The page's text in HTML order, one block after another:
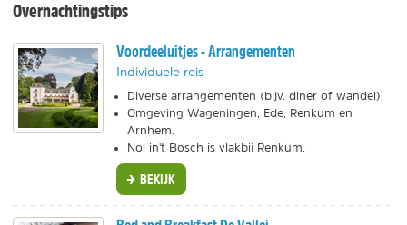
Overnachtingstips
Voordeeluitjes - Arrangementen
Individuele reis
Diverse arrangementen (bijv. diner of wandel).
Omgeving Wageningen, Ede, Renkum en
Arnhem.
Nol in't Bosch is vlakbij Renkum.
BEKIJK